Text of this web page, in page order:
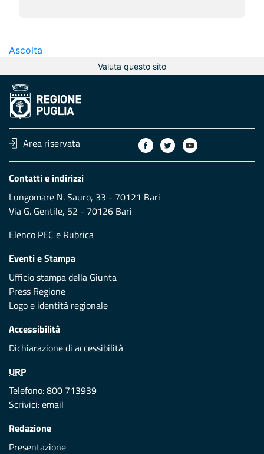
Ascolta
Valuta questo sito
Area riservata
Contatti e indirizzi
Lungomare N. Sauro, 33 - 70121 Bari
Via G. Gentile, 52 - 70126 Bari
Elenco PEC e Rubrica
Eventi e Stampa
Ufficio stampa della Giunta
Press Regione
Logo e identità regionale
Accessibilità
Dichiarazione di accessibilità
URP
Telefono: 800 713939
Scrivici:email
Redazione
Presentazione